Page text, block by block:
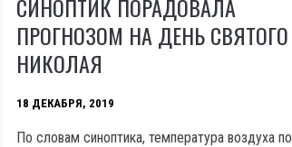
СИНОПТИК ПОРАДОВАЛА
ПРОГНОЗОМ НА ДЕНЬ СВЯТОГО
НИКОЛАЯ
18 ДЕКАБРЯ, 2019
По словам синоптика, температура воздуха по